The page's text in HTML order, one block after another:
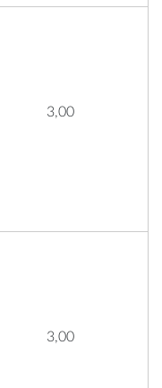
3,00
3,00